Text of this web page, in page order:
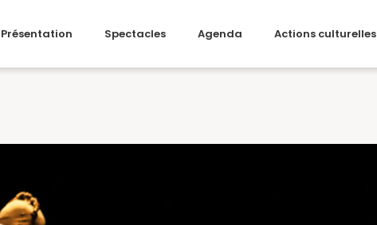
Présentation Spectacles Agenda Actions culturelles